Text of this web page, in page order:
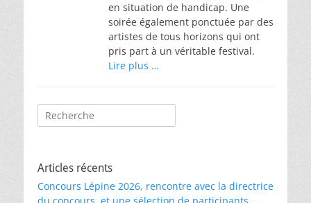
en situation de handicap. Une
soirée également ponctuée par des
artistes de tous horizons qui ont
pris part à un véritable festival.
Lire plus …
Rechercher :
Articles récents
Concours Lépine 2026, rencontre avec la directrice